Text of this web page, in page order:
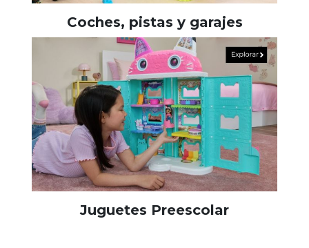
Coches, pistas y garajes
Juguetes Preescolar